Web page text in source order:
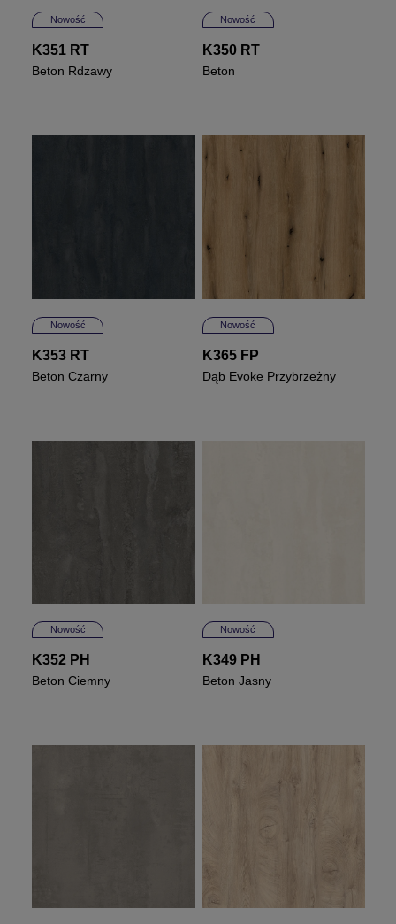
Nowość
K351 RT
Beton Rdzawy
Nowość
K350 RT
Beton
Nowość
K353 RT
Beton Czarny
Nowość
K365 FP
Dąb Evoke Przybrzeżny
Nowość
K352 PH
Beton Ciemny
Nowość
K349 PH
Beton Jasny